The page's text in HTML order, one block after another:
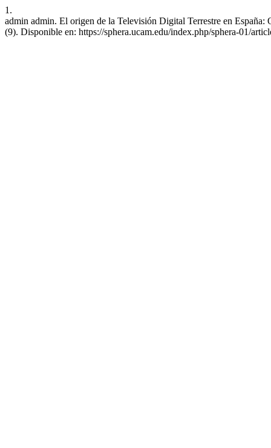
1.
admin admin. El origen de la Televisión Digital Terrestre en
(9). Disponible en: https://sphera.ucam.edu/index.php/sphera-01/